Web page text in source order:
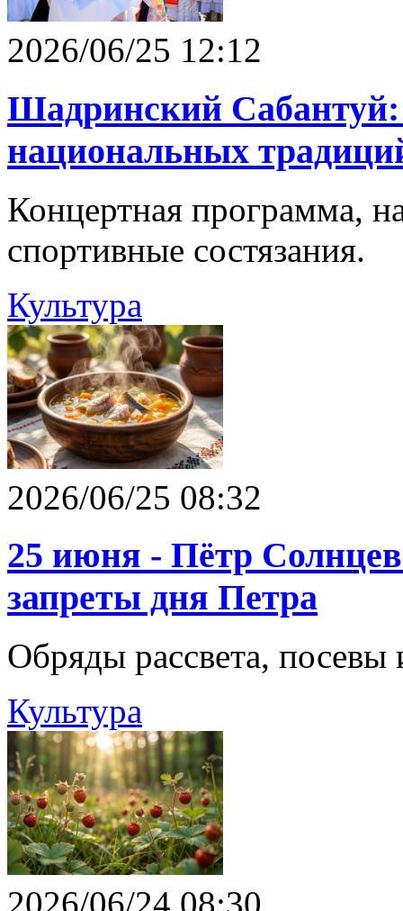
2026/06/25 12:12
Шадринский Сабантуй:
национальных
Концертная программа,
спортивные состязания.
Культура
2026/06/25 08:32
25 июня - Пётр
запреты дня Петра
Обряды рассвета, посевы
Культура